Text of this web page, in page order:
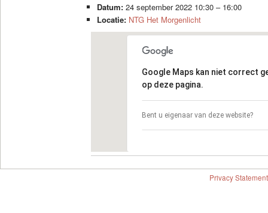
Datum: 24 september 2022 10:30– 16:00
Locatie: NTG Het Morgenlicht
Google Maps kan niet correct
op deze pagina.
Bent u eigenaar van deze website?
Privacy Statement